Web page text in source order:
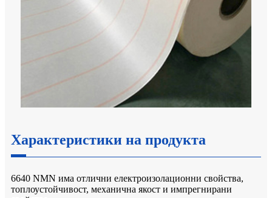
Характеристики на продукта
6640 NMN има отлични електроизолационни свойства,
топлоустойчивост, механична якост и импрегнирани